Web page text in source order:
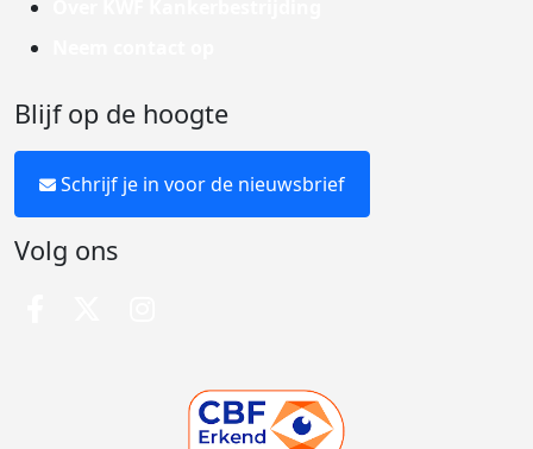
Blijf op de hoogte
Schrijf je in voor de nieuwsbrief
Volg ons